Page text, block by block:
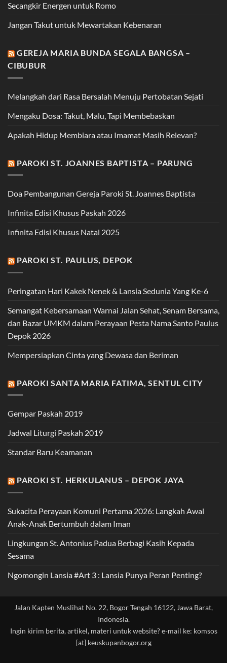
Secangkir Energen untuk Romo
Jangan Takut untuk Mewartakan Kebenaran
GEREJA MARIA BUNDA SEGALA BANGSA –
CIBUBUR
Melangkah dari Rasa Bersalah Menuju Pertobatan Sejati
Mengaku Dosa: Takut, Malu, Tapi Membebaskan
Apakah Hidup Membiara atau Imamat Masih Relevan?
PAROKI ST. JOANNES BAPTISTA – PARUNG
Doa Pembangunan Gereja Paroki St. Joannes Baptista
Infinita Edisi Khusus Paskah 2026
Infinita Edisi Khusus Natal 2025
PAROKI ST. PAULUS, DEPOK
Peringatan Hari Kakek Nenek & Lansia Sedunia Yang Ke-6
Semangat Kebersamaan Warnai Jalan Sehat, Senam Bersama,
dan Bazar UMKM dalam Perayaan Pesta Nama Santo Paulus
Depok 2026
Mempersiapkan Cinta yang Dewasa dan Beriman
PAROKI SANTA MARIA FATIMA, SENTUL CITY
Gempar Paskah 2019
Jadwal Liturgi Paskah 2019
Standar Baru Keamanan
PAROKI ST. HERKULANUS – DEPOK JAYA
Sukacita Perayaan Komuni Pertama 2026: Langkah Awal
Anak-Anak Bertumbuh dalam Iman
Lingkungan St. Antonius Padua Berbagi Kasih Kepada
Sesama
Ngomongin Lansia #Art 3 : Lansia Punya Peran Penting?
Jalan Kapten Muslihat No. 22, Bogor Tengah 16122, Jawa Barat,
Indonesia.
Ingin kirim berita, artikel, materi untuk website? e-mail ke: komsos
[at] keuskupanbogor.org